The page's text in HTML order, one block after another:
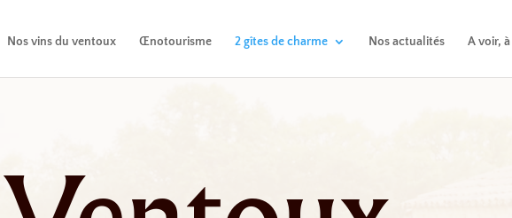
Nos vins du ventoux Œnotourisme 2 gîtes de charme Nos actualités A voir,